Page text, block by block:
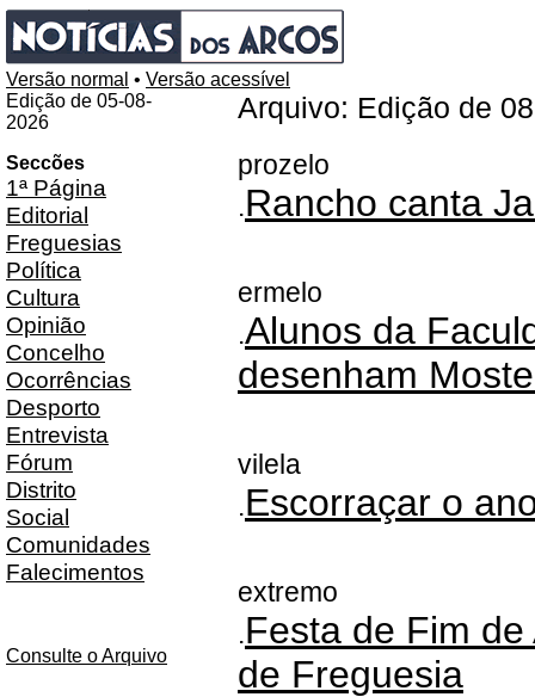
Versão normal • Versão acessível
Edição de 05-08-
2026
Seccões
1ª Página
Editorial
Freguesias
Política
Cultura
Opinião
Concelho
Ocorrências
Desporto
Entrevista
Fórum
Distrito
Social
Comunidades
Falecimentos
Consulte o Arquivo
Arquivo: Edição de
prozelo
.Rancho canta
ermelo
.Alunos da
desenham
vilela
.Escorraçar o
extremo
.Festa de Fim
de Freguesia